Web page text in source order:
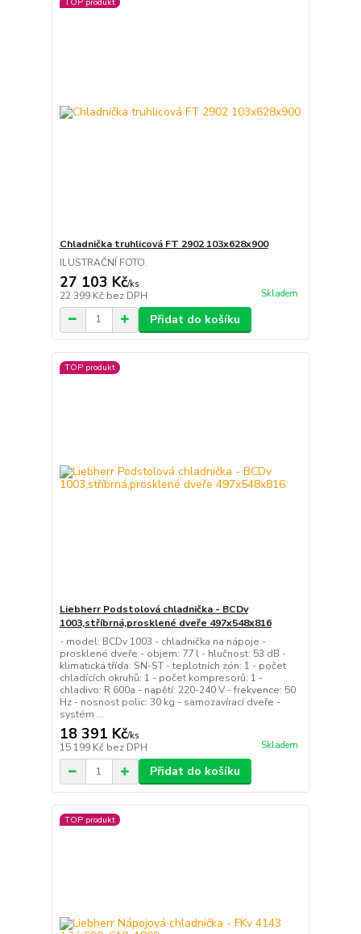
Chladnička truhlicová FT 2902 103x628x900
ILUSTRAČNÍ FOTO.
27 103 Kč/ks
22 399 Kč bez DPH Skladem
Přidat do košíku
TOP produkt
Liebherr Podstolová chladnička - BCDv
1003,stříbrná,prosklené dveře 497x548x816
- model: BCDv 1003 - chladnička na nápoje -
prosklené dveře - objem: 77 l - hlučnost: 53 dB -
klimatická třída: SN-ST - teplotních zón: 1 - počet
chladících okruhů: 1 - počet kompresorů: 1 -
chladivo: R 600a - napětí: 220-240 V - frekvence: 50
Hz - nosnost polic: 30 kg - samozavírací dveře -
systém ...
18 391 Kč/ks
15 199 Kč bez DPH Skladem
Přidat do košíku
TOP produkt